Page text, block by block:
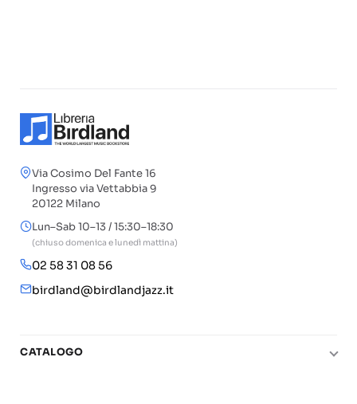
Via Cosimo Del Fante 16
Ingresso via Vettabbia 9
20122 Milano
Lun–Sab 10–13 / 15:30–18:30
(chiuso domenica e lunedì mattina)
02 58 31 08 56
birdland@birdlandjazz.it
CATALOGO